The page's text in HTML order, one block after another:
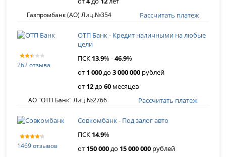
Газпромбанк (АО) Лиц.№354 Рассчитать платеж
262 отзыва
ОТП Банк - Кредит наличными на любые
цели
ПСК 13.9% -46.9%
от 1 000до3 000 000 рублей
от 12до60 месяцев
АО "ОТП Банк" Лиц.№2766 Рассчитать платеж
1469 отзывов
Совкомбанк - Под залог авто
ПСК 14.9%
от 150 000до 15 000 000 рублей